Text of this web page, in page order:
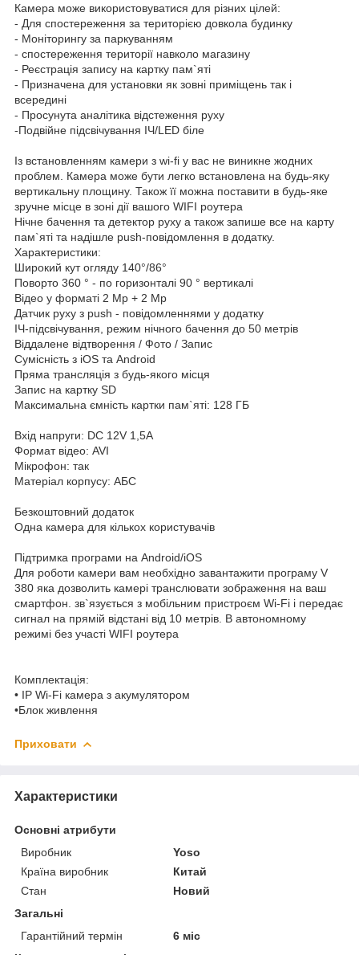
Камера може використовуватися для різних цілей:
- Для спостереження за територією довкола будинку
- Моніторингу за паркуванням
- спостереження території навколо магазину
- Реєстрація запису на картку пам`яті
- Призначена для установки як зовні приміщень так і
всередині
- Просунута аналітика відстеження руху
-Подвійне підсвічування ІЧ/LED біле
Із встановленням камери з wi-fi у вас не виникне жодних
проблем. Камера може бути легко встановлена на будь-яку
вертикальну площину. Також її можна поставити в будь-яке
зручне місце в зоні дії вашого WIFI роутера
Нічне бачення та детектор руху а також запише все на карту
пам`яті та надішле push-повідомлення в додатку.
Характеристики:
Широкий кут огляду 140°/86°
Поворто 360 ° - по горизонталі 90 ° вертикалі
Відео у форматі 2 Мр + 2 Мр
Датчик руху з push - повідомленнями у додатку
ІЧ-підсвічування, режим нічного бачення до 50 метрів
Віддалене відтворення / Фото / Запис
Сумісність з iOS та Android
Пряма трансляція з будь-якого місця
Запис на картку SD
Максимальна ємність картки пам`яті: 128 ГБ
Вхід напруги: DC 12V 1,5A
Формат відео: AVI
Мікрофон: так
Матеріал корпусу: АБС
Безкоштовний додаток
Одна камера для кількох користувачів
Підтримка програми на Android/iOS
Для роботи камери вам необхідно завантажити програму V
380 яка дозволить камері транслювати зображення на ваш
смартфон. зв`язується з мобільним пристроєм Wi-Fi і передає
сигнал на прямій відстані від 10 метрів. В автономному
режимі без участі WIFI роутера
Комплектація:
• IP Wi-Fi камера з акумулятором
•Блок живлення
Приховати
Характеристики
Основні атрибути
Виробник
Yoso
Країна виробник
Китай
Стан
Новий
Загальні
Гарантійний термін
6 міс